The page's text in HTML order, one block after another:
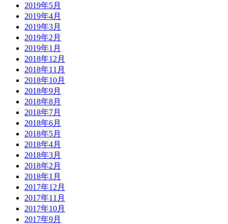
2019年5月
2019年4月
2019年3月
2019年2月
2019年1月
2018年12月
2018年11月
2018年10月
2018年9月
2018年8月
2018年7月
2018年6月
2018年5月
2018年4月
2018年3月
2018年2月
2018年1月
2017年12月
2017年11月
2017年10月
2017年9月